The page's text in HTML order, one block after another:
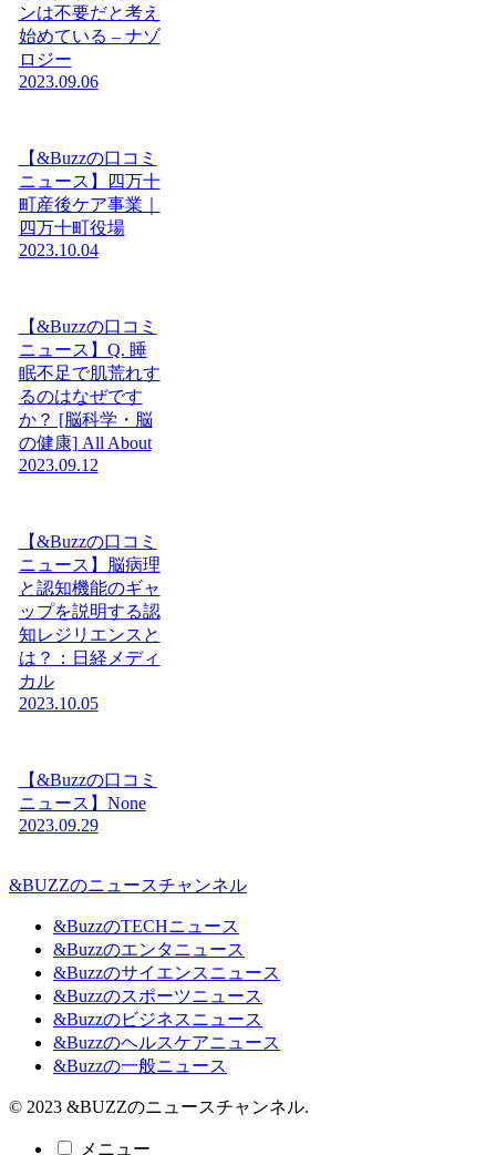
ンは不要だと考え
始めている – ナゾ
ロジー
2023.09.06
【&Buzzの口コミ
ニュース】四万十
町産後ケア事業｜
四万十町役場
2023.10.04
【&Buzzの口コミ
ニュース】Q. 睡
眠不足で肌荒れす
るのはなぜです
か？ [脳科学・脳
の健康] All About
2023.09.12
【&Buzzの口コミ
ニュース】脳病理
と認知機能のギャ
ップを説明する認
知レジリエンスと
は？：日経メディ
カル
2023.10.05
【&Buzzの口コミ
ニュース】None
2023.09.29
&BUZZのニュースチャンネル
&BuzzのTECHニュース
&Buzzのエンタニュース
&Buzzのサイエンスニュース
&Buzzのスポーツニュース
&Buzzのビジネスニュース
&Buzzのヘルスケアニュース
&Buzzの一般ニュース
© 2023 &BUZZのニュースチャンネル.
メニュー